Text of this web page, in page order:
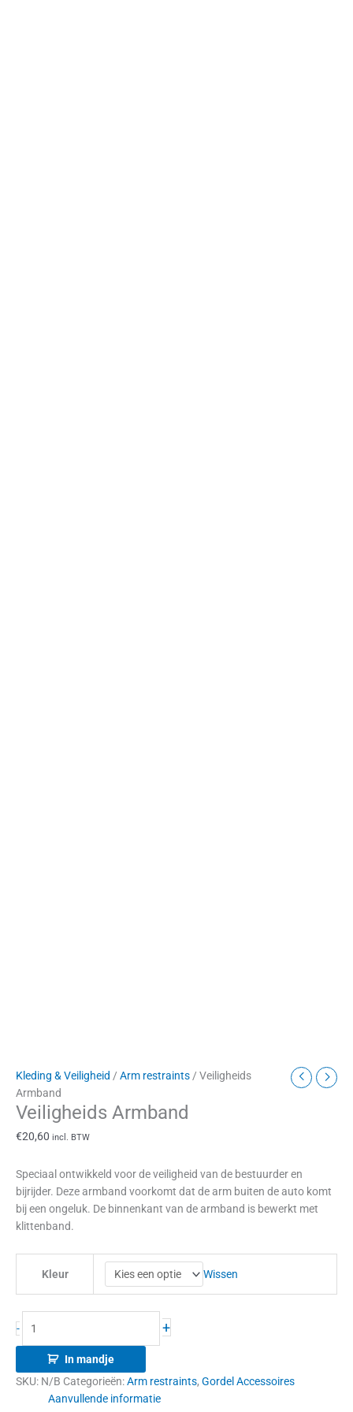
Kleding & Veiligheid / Arm restraints/ Veiligheids
Armband
Veiligheids Armband
€20,60 incl. BTW
Speciaal ontwikkeld voor de veiligheid van de bestuurder en
bijrijder. Deze armband voorkomt dat de arm buiten de auto komt
bij een ongeluk. De binnenkant van de armband is bewerkt met
klittenband.
Kleur Wissen
- +
In mandje
SKU: N/B Categorieën:Arm restraints, Gordel Accessoires
Aanvullende informatie